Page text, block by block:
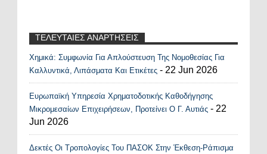
ΤΕΛΕΥΤΑΙΕΣ ΑΝΑΡΤΗΣΕΙΣ
Recent Posts Widget
Χημικά: Συμφωνία Για Απλούστευση Της Νομοθεσίας Για
Καλλυντικά, Λιπάσματα Και Ετικέτες - 22 Jun 2026
Ευρωπαϊκή Υπηρεσία Χρηματοδοτικής Καθοδήγησης
Μικρομεσαίων Επιχειρήσεων, Προτείνει Ο Γ. Αυτιάς - 22
Jun 2026
Δεκτές Οι Τροπολογίες Του ΠΑΣΟΚ Στην Έκθεση-Ράπισμα